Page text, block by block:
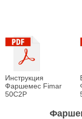
Инструкция
Фаршемес Fimar
50C2P